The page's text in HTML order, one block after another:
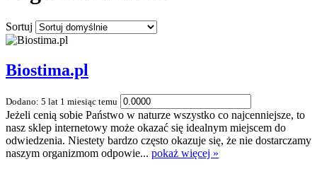
Sortuj
Biostima.pl
Dodano: 5 lat 1 miesiąc temu
Jeżeli cenią sobie Państwo w naturze wszystko co najcenniejsze, to
nasz sklep internetowy może okazać się idealnym miejscem do
odwiedzenia. Niestety bardzo często okazuje się, że nie dostarczamy
naszym organizmom odpowie... pokaż więcej »